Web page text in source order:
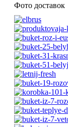
Фото доставок